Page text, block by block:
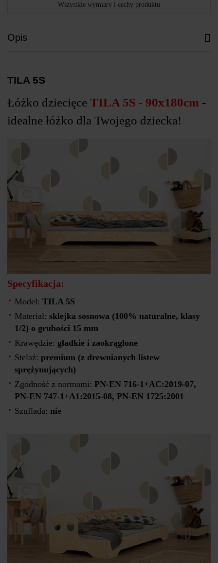
Wszystkie wymiary i cechy produktu
Opis
TILA 5S
Łóżko dziecięce TILA 5S - 90x180cm -
idealne łóżko dla Twojego dziecka!
Specyfikacja:
Model: TILA 5S
Materiał: sklejka sosnowa (100% naturalne, klasy
1/2) o grubości 15 mm
Krawędzie: gładkie i zaokrąglone
Stelaż: premium (z drewnianych listew
sprężynujących)
Zgodność z normami: PN-EN 716-1+AC:2019-07,
PN-EN 747-1+A1:2015-08, PN-EN 1725:2001
Szuflada: nie